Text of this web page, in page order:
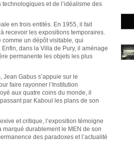
et de l’idéalisme des
en trois entités. En 1955, il fait
recevoir les expositions temporaires.
un dépôt visitable, qui
dans la Villa de Pury, il aménage
permanente les objets les plus
Jean Gabus s’appuie sur le
faire rayonner l’Institution
aux quatre coins du monde, il
par Kaboul les plans de son
et critique, l’exposition témoigne
durablement le MEN de son
des paradoxes et l’actualité